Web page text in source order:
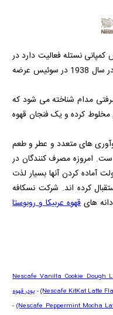
نستله فعالیت دارد در
دهه 1930 در برزیل به وجود آمد. نسکافه در سال 1938 در سوئیس عرضه
مدام شناخته می شود که
کرده و یک فنجان قهوه
های متعدد و عطر و طعم
امروزه مصرف کنندگان در
آماده کردن آنها بسیار لذت
کرده اند. شرکت نسکافه
هایقهوه عربیکا و روبوستا
(Nescafe Vanilla Cookie Dough
(Nescafe KitKat Latte
-پودر قهوه
(Nescafe Peppermint Mocha
-